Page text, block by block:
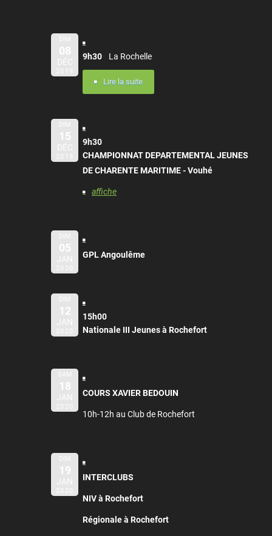
DIM
08
DÉC
2019
9h30 La Rochelle
Lire la suite
DIM
15
DÉC
2019
9h30
CHAMPIONNAT DEPARTEMENTAL JEUNES
DE CHARENTE MARITIME - Vouhé
affiche
DIM
05
JAN
2020
GPL Angoulême
DIM
12
JAN
2020
15h00
Nationale III Jeunes à Rochefort
SAM
18
JAN
2020
COURS XAVIER BEDOUIN
10h-12h au Club de Rochefort
DIM
19
JAN
2020
INTERCLUBS
NIV à Rochefort
Régionale à Rochefort